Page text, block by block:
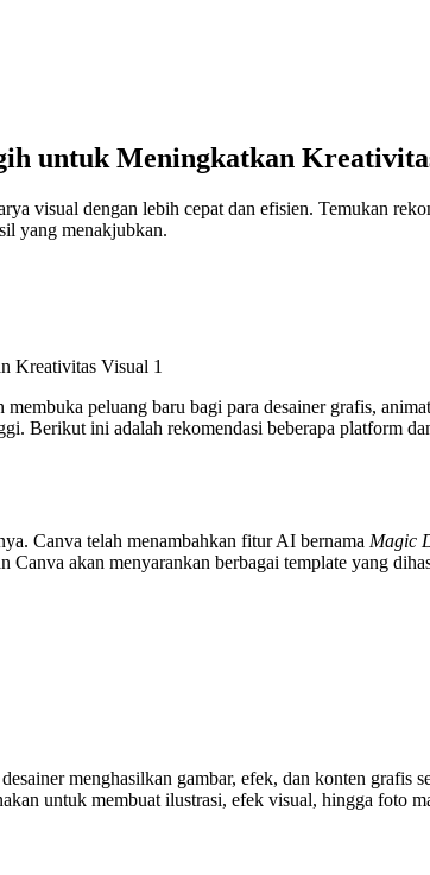
untuk Meningkatkan
visual dengan lebih cepat dan efisien. Temukan
yang menakjubkan.
peluang baru bagi para desainer grafis,
Berikut ini adalah rekomendasi beberapa platform
Canva telah menambahkan fitur AI bernama Magic
Canva akan menyarankan berbagai template yang
menghasilkan gambar, efek, dan konten
untuk membuat ilustrasi, efek visual, hingga foto